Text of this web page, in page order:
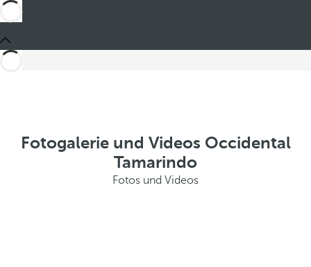
Fotogalerie und Videos Occidental
Tamarindo
Fotos und Videos